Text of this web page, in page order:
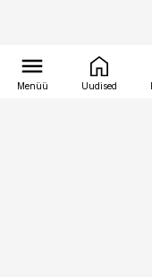
Menüü Uudised